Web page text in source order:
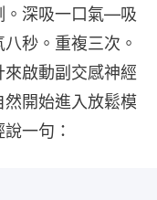
。深吸一口氣—吸
秒。重複三次。
啟動副交感神經
開始進入放鬆模
一句：